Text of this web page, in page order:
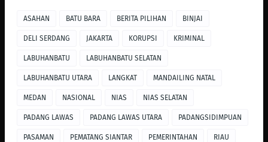
ASAHAN BATU BARA BERITA PILIHAN BINJAI
DELI SERDANG JAKARTA KORUPSI KRIMINAL
LABUHANBATU LABUHANBATU SELATAN
LABUHANBATU UTARA LANGKAT MANDAILING NATAL
MEDAN NASIONAL NIAS NIAS SELATAN
PADANG LAWAS PADANG LAWAS UTARA PADANGSIDIMPUAN
PASAMAN PEMATANG SIANTAR PEMERINTAHAN RIAU